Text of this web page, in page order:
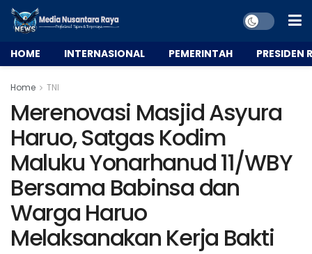
HOME INTERNASIONAL PEMERINTAH PRESIDEN
Home TNI
Merenovasi Masjid Asyura
Haruo, Satgas Kodim
Maluku Yonarhanud 11/WBY
Bersama Babinsa dan
Warga Haruo
Melaksanakan Kerja Bakti